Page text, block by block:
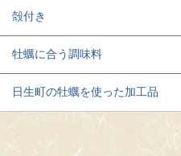
殻付き
牡蠣に合う調味料
日生町の牡蠣を使った加工品